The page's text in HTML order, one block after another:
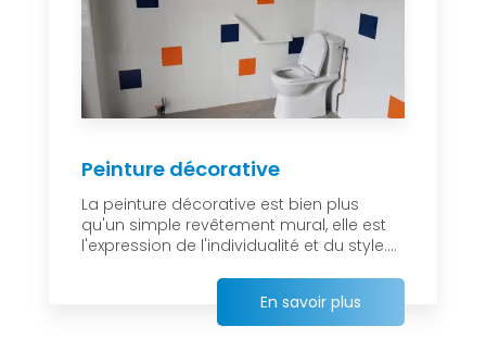
Peinture décorative
La peinture décorative est bien plus
qu'un simple revêtement mural, elle est
l'expression de l'individualité et du style....
En savoir plus